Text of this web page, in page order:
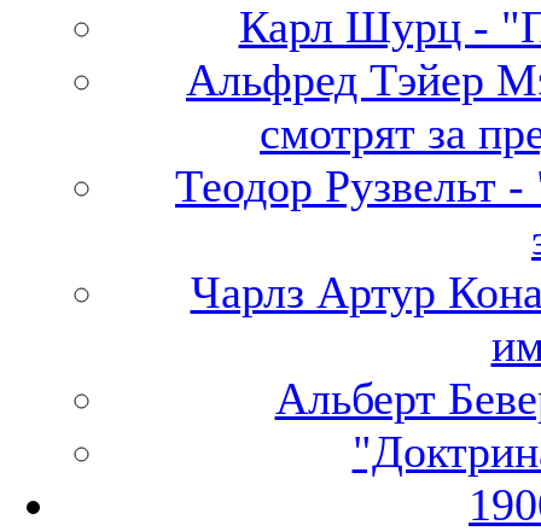
Карл Шурц -
Альфред Тэйер
смотрят за
Теодор Рузвельт
Чарлз Артур
Альберт